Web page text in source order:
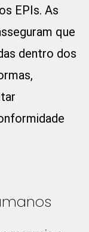
EPIs. As
que
dentro dos